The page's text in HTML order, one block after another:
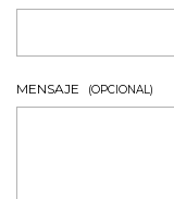
MENSAJE (OPCIONAL)